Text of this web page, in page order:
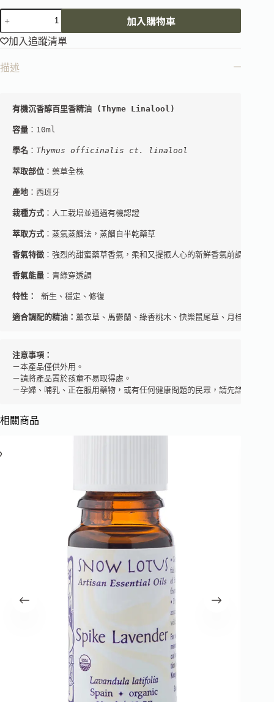
加入購物車
加入追蹤清單
描述
容量 ：10ml
學名 ： Thymus officinalis ct. linalool
萃取部位 ：藥草全株
產地
栽種方式 ：人工栽培並通過有機認證
萃取方式 ：蒸氣蒸餾法，蒸餾自半乾藥草
香氣特徵 ：強烈的甜蜜藥草香氣，柔和又提振人心的新鮮香氣前調
香氣能量 ：青綠穿透調
特性：
適合調配的精油：
注意事項：
－本產品僅供外用。
－請將產品置於孩童不易取得處。
－孕婦、哺乳、正在服用藥物，或有任何健康問題的民眾，請先諮詢芳療
相關商品